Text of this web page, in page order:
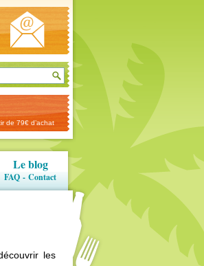
de 79€ d’achat
Le blog
FAQ - Contact
les